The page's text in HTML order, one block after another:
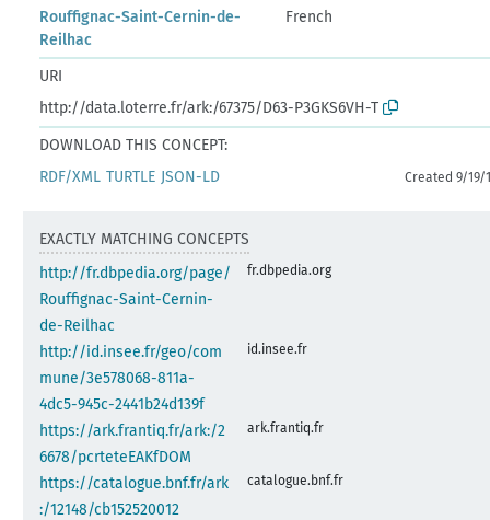
Rouffignac-Saint-Cernin-de-
Reilhac
French
URI
http://data.loterre.fr/ark:/67375/D63-P3GKS6VH-T
DOWNLOAD THIS CONCEPT:
RDF/XML TURTLE JSON-LD Created 9/19/
EXACTLY MATCHING CONCEPTS
http://fr.dbpedia.org/page/
Rouffignac-Saint-Cernin-
de-Reilhac
fr.dbpedia.org
http://id.insee.fr/geo/com
mune/3e578068-811a-
4dc5-945c-2441b24d139f
id.insee.fr
https://ark.frantiq.fr/ark:/2
6678/pcrteteEAKfDOM
ark.frantiq.fr
https://catalogue.bnf.fr/ark
:/12148/cb152520012
catalogue.bnf.fr